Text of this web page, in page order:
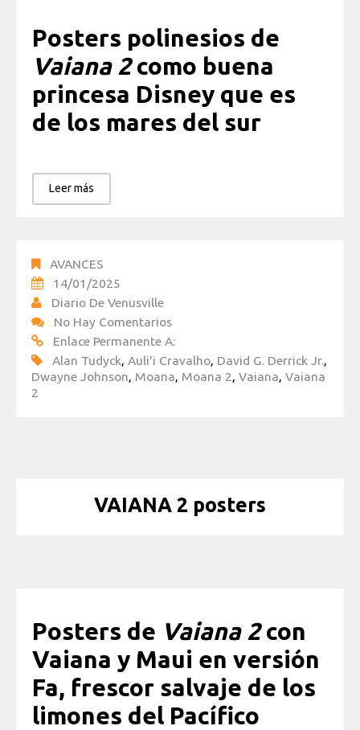
Posters polinesios de
Vaiana 2como buena
princesa Disney que es
de los mares del sur
Leer más
AVANCES
14/01/2025
Diario De Venusville
No Hay Comentarios
Enlace Permanente A:
Alan Tudyck, Auli'i Cravalho, David G. Derrick Jr.,
Dwayne Johnson, Moana, Moana 2, Vaiana, Vaiana
2
VAIANA 2 posters
Posters de Vaiana 2con
Vaiana y Maui en versión
Fa, frescor salvaje de los
limones del Pacífico